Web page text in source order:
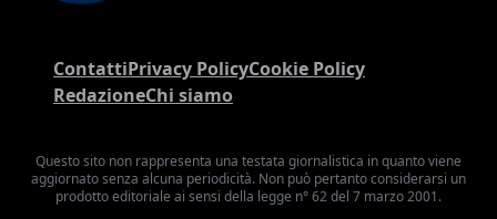
ContattiPrivacy PolicyCookie Policy
RedazioneChi siamo
Questo sito non rappresenta una testata giornalistica in quanto viene
aggiornato senza alcuna periodicità. Non può pertanto considerarsi un
prodotto editoriale ai sensi della legge n° 62 del 7 marzo 2001.